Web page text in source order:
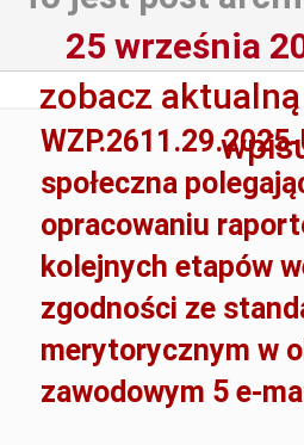
25 września
zobacz
WZP.2611.29.2025-
społeczna
opracowaniu
kolejnych etapów
zgodności ze
merytorycznym w
zawodowym 5 e-